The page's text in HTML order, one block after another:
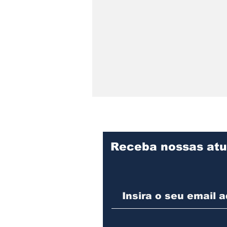
divulga programação de
agosto com oficina para
Receba nossas